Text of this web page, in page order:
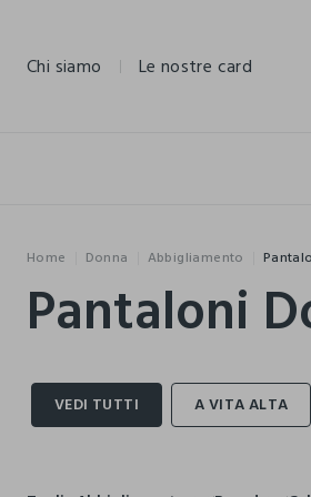
Chi siamo Le nostre card
Home Donna Abbigliamento
Pantaloni